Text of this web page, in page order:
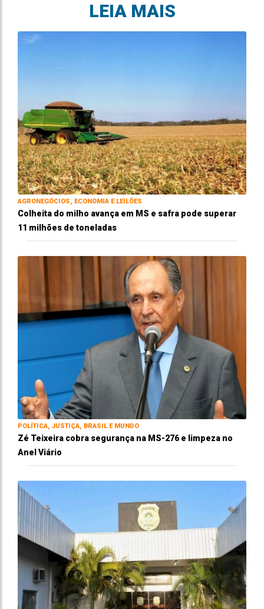
LEIA MAIS
AGRONEGÓCIOS, ECONOMIA E LEILÕES
Colheita do milho avança em MS e safra pode superar
11 milhões de toneladas
POLÍTICA, JUSTIÇA, BRASIL E MUNDO
Zé Teixeira cobra segurança na MS-276 e limpeza no
Anel Viário